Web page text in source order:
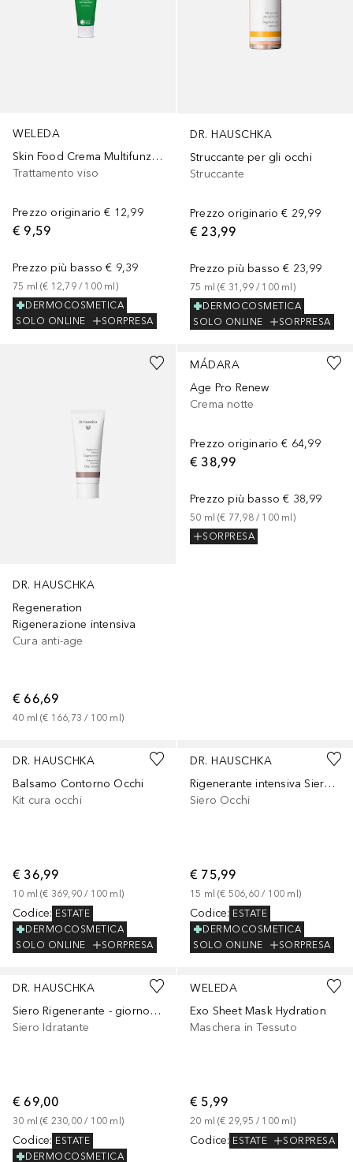
WELEDA
Skin Food Crema Multifunzione
Trattamento viso
Prezzo originario € 12,99
€ 9,59
Prezzo più basso € 9,39
75 ml (€ 12,79 / 100 ml )
DERMOCOSMETICA
SOLO ONLINE
SORPRESA
DR. HAUSCHKA
Struccante per gli occhi
Struccante
Prezzo originario € 29,99
€ 23,99
Prezzo più basso € 23,99
75 ml (€ 31,99 / 100 ml )
DERMOCOSMETICA
SOLO ONLINE
SORPRESA
DR. HAUSCHKA
Regeneration
Rigenerazione intensiva
Cura anti-age
€ 66,69
40 ml (€ 166,73 / 100 ml )
MÁDARA
Age Pro Renew
Crema notte
Prezzo originario € 64,99
€ 38,99
Prezzo più basso € 38,99
50 ml (€ 77,98 / 100 ml )
SORPRESA
DR. HAUSCHKA
Balsamo Contorno Occhi
Kit cura occhi
€ 36,99
10 ml (€ 369,90 / 100 ml )
Codice: ESTATE
DERMOCOSMETICA
SOLO ONLINE
SORPRESA
DR. HAUSCHKA
Rigenerante intensiva Siero contorno occhi
Siero Occhi
€ 75,99
15 ml (€ 506,60 / 100 ml )
Codice: ESTATE
DERMOCOSMETICA
SOLO ONLINE
SORPRESA
DR. HAUSCHKA
Siero Rigenerante - giorno e notte
Siero Idratante
€ 69,00
30 ml (€ 230,00 / 100 ml )
Codice: ESTATE
DERMOCOSMETICA
WELEDA
Exo Sheet Mask Hydration
Maschera in Tessuto
€ 5,99
20 ml (€ 29,95 / 100 ml )
Codice: ESTATE SORPRESA